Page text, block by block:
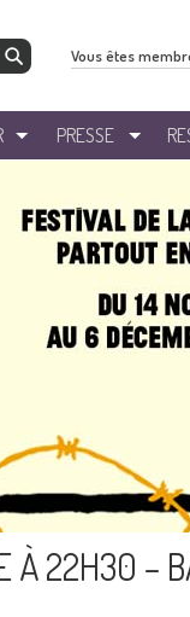
PRESSE
Vous êtes
À 22H30 –